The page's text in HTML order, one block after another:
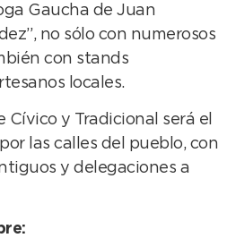
Gaucha de Juan
no sólo con numerosos
con stands
locales.
Cívico y Tradicional será el
las calles del pueblo, con
y delegaciones a